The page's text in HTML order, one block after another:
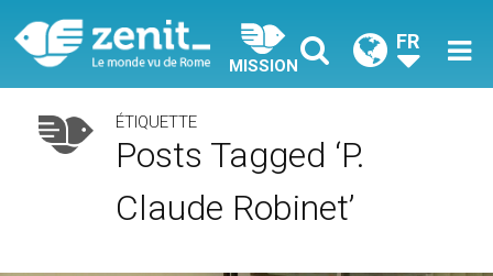
MISSION
FR
ÉTIQUETTE
Posts Tagged ‘p.
Claude Robinet’